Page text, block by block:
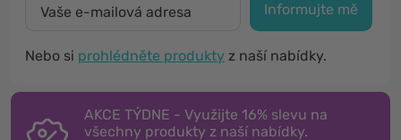
Informujte mě
Nebo si prohlédněte produkty z naší nabídky.
AKCE TÝDNE - Využijte 16% slevu na
všechny produkty z naší nabídky.